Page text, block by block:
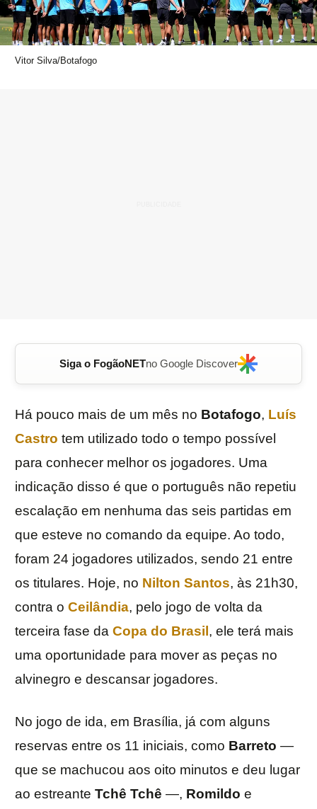
Vitor Silva/Botafogo
Siga o FogãoNETno Google Discover
Há pouco mais de um mês no Botafogo, Luís
Castro tem utilizado todo o tempo possível
para conhecer melhor os jogadores. Uma
indicação disso é que o português não repetiu
escalação em nenhuma das seis partidas em
que esteve no comando da equipe. Ao todo,
foram 24 jogadores utilizados, sendo 21 entre
os titulares. Hoje, no Nilton Santos, às 21h30,
contra o Ceilândia, pelo jogo de volta da
terceira fase da Copa do Brasil , ele terá mais
uma oportunidade para mover as peças no
alvinegro e descansar jogadores.
No jogo de ida, em Brasília, já com alguns
reservas entre os 11 iniciais, como Barreto —
que se machucou aos oito minutos e deu lugar
ao estreante Tchê Tchê —, Romildo e